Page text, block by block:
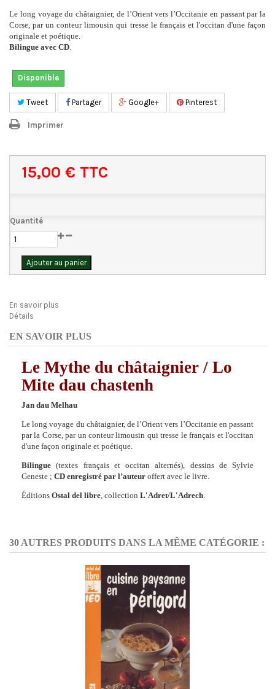
Le long voyage du châtaignier, de l’Orient vers l’Occitanie en passant par la
Corse, par un conteur limousin qui tresse le français et l'occitan d'une façon
originale et poétique.
Bilingue avec CD.
Disponible
Tweet Partager Google+ Pinterest
Imprimer
15,00 € TTC
Quantité
Ajouter au panier
En savoir plus
Détails
EN SAVOIR PLUS
Le Mythe du châtaignier / Lo
Mite dau chastenh
Jan dau Melhau
Le long voyage du châtaignier, de l’Orient vers l’Occitanie en passant
par la Corse, par un conteur limousin qui tresse le français et l'occitan
d'une façon originale et poétique.
Bilingue (textes français et occitan alternés), dessins de Sylvie
Geneste ; CD enregistré par l’auteur offert avec le livre.
Éditions Ostal del libre, collection L'Adret/L'Adrech.
30 AUTRES PRODUITS DANS LA MÊME CATÉGORIE :